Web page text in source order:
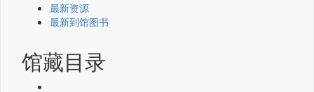
最新资源
最新到馆图书
馆藏目录